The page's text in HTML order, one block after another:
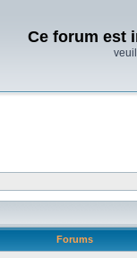
Ce forum est
Forums